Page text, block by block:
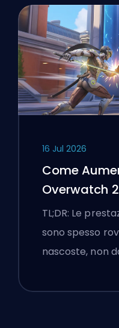
16 Jul 2026
Come
Overwatch
TL;DR: Le
sono spesso
nascoste, non